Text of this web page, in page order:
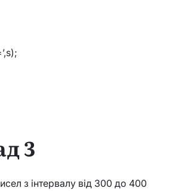
3
з інтервалу від 300 до 400